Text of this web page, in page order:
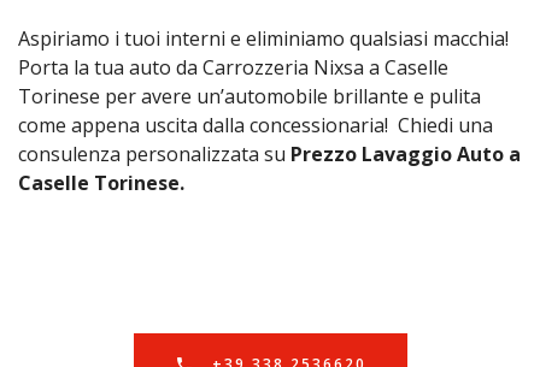
Aspiriamo i tuoi interni e eliminiamo qualsiasi macchia!
Porta la tua auto da Carrozzeria Nixsa a Caselle
Torinese per avere un’automobile brillante e pulita
come appena uscita dalla concessionaria! Chiedi una
consulenza personalizzata su Prezzo Lavaggio Auto a
Caselle Torinese.